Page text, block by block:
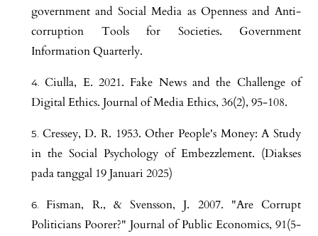
government and Social Media as Openness and Anti-
corruption Tools for Societies. Government
Information Quarterly.
Ciulla, E. 2021. Fake News and the Challenge of
Digital Ethics. Journal of Media Ethics, 36(2), 95-108.
Cressey, D. R. 1953. Other People's Money: A Study
in the Social Psychology of Embezzlement. (Diakses
pada tanggal 19 Januari 2025)
Fisman, R., & Svensson, J. 2007. "Are Corrupt
Politicians Poorer?" Journal of Public Economics, 91(5-